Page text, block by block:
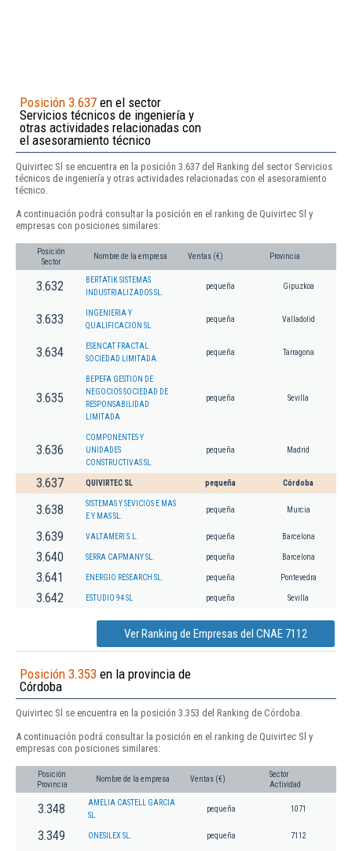
Posición 3.637 en el sector
Servicios técnicos de ingeniería y
otras actividades relacionadas con
el asesoramiento técnico
Quivirtec Sl se encuentra en la posición 3.637 del Ranking del sector Servicios
técnicos de ingeniería y otras actividades relacionadas con el asesoramiento
técnico.
A continuación podrá consultar la posición en el ranking de Quivirtec Sl y
empresas con posiciones similares:
Posición
Sector
Nombre de la empresa Ventas (€) Provincia
3.632
BERTATIK SISTEMAS
INDUSTRIALIZADOS SL.
pequeña Gipuzkoa
3.633
INGENIERIA Y
QUALIFICACION SL.
pequeña Valladolid
3.634
ESENCAT FRACTAL
SOCIEDAD LIMITADA.
pequeña Tarragona
3.635
BEPEFA GESTION DE
NEGOCIOS SOCIEDAD DE
RESPONSABILIDAD
LIMITADA
pequeña Sevilla
3.636
COMPONENTES Y
UNIDADES
CONSTRUCTIVAS SL.
pequeña Madrid
3.637 QUIVIRTEC SL pequeña Córdoba
3.638
SISTEMAS Y SEVICIOS E MAS
E Y MAS SL.
pequeña Murcia
3.639 VALTAMERI S.L. pequeña Barcelona
3.640 SERRA CAPMANY SL. pequeña Barcelona
3.641 ENERGIO RESEARCH SL. pequeña Pontevedra
3.642 ESTUDIO 94 SL pequeña Sevilla
Ver Ranking de Empresas del CNAE 7112
Posición 3.353 en la provincia de
Córdoba
Quivirtec Sl se encuentra en la posición 3.353 del Ranking de Córdoba.
A continuación podrá consultar la posición en el ranking de Quivirtec Sl y
empresas con posiciones similares:
Posición
Provincia
Nombre de la empresa Ventas (€)
Sector
Actividad
3.348
AMELIA CASTELL GARCIA
SL
pequeña 1071
3.349 ONESILEX SL. pequeña 7112